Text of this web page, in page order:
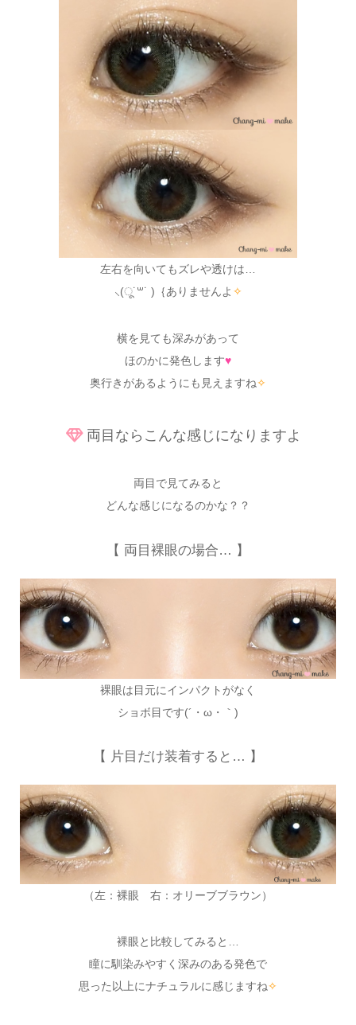
左右を向いてもズレや透けは…
⸜(ू˙꒳˙ )｛ありませんよ ✧
横を見ても深みがあって
ほのかに発色します♥
奥行きがあるようにも見えますね✧
両目ならこんな感じになりますよ
両目で見てみると
どんな感じになるのかな？？
【 両目裸眼の場合… 】
裸眼は目元にインパクトがなく
ショボ目です(´・ω・｀)
【 片目だけ装着すると… 】
（左：裸眼 右：オリーブブラウン）
裸眼と比較してみると…
瞳に馴染みやすく深みのある発色で
思った以上にナチュラルに感じますね✧